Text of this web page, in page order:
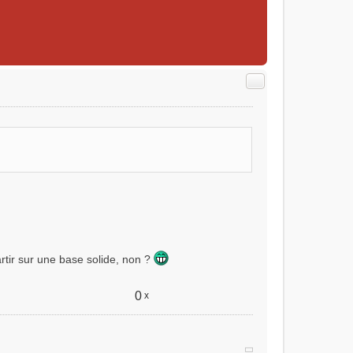
Citer
sur une base solide, non ?
0 x